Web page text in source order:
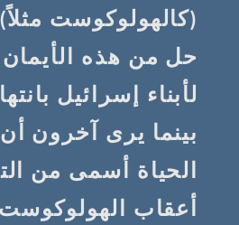
(كالهولوكوست
حل من هذه
لأبناء إسرائيل
بينما يرى آخرون
الحياة أسمى من
أعقاب